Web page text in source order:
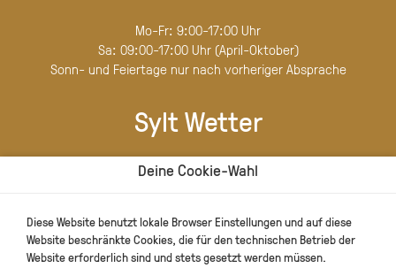
Mo-Fr: 9:00-17:00 Uhr
Sa: 09:00-17:00 Uhr (April-Oktober)
Sonn- und Feiertage nur nach vorheriger Absprache
Sylt Wetter
Deine Cookie-Wahl
Diese Website benutzt lokale Browser Einstellungen und auf diese
Website beschränkte Cookies, die für den technischen Betrieb der
Website erforderlich sind und stets gesetzt werden müssen.